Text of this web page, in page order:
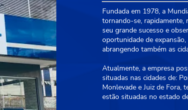
Fundada em 1978, a
tornando-se, rapidamente,
seu grande sucesso e
oportunidade de
abrangendo também as
Atualmente, a empresa
situadas nas cidades de:
Monlevade e Juiz de Fora,
estão situadas no estado